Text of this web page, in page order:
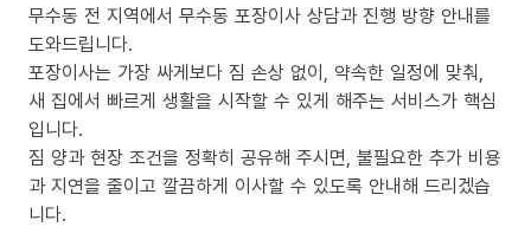
무수동 전 지역에서 무수동 포장이사 상담과 진행 방향 안내를
도와드립니다.
포장이사는 가장 싸게보다 짐 손상 없이, 약속한 일정에 맞춰,
새 집에서 빠르게 생활을 시작할 수 있게 해주는 서비스가 핵심
입니다.
짐 양과 현장 조건을 정확히 공유해 주시면, 불필요한 추가 비용
과 지연을 줄이고 깔끔하게 이사할 수 있도록 안내해 드리겠습
니다.